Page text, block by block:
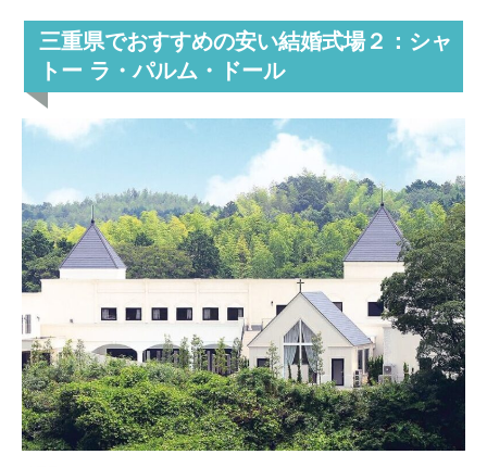
三重県でおすすめの安い結婚式場２：シャ
トー ラ・パルム・ドール